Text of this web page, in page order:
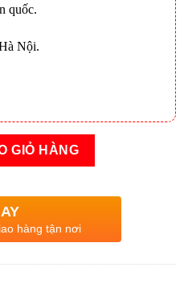
quốc.
Nội.
GIỎ HÀNG
hàng tận nơi